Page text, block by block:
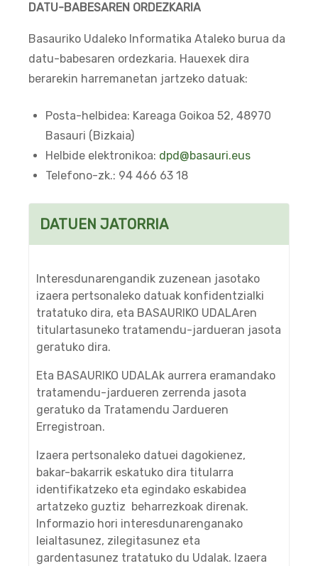
DATU-BABESAREN ORDEZKARIA
Basauriko Udaleko Informatika Ataleko burua da
datu-babesaren ordezkaria. Hauexek dira
berarekin harremanetan jartzeko datuak:
Posta-helbidea: Kareaga Goikoa 52, 48970
Basauri (Bizkaia)
Helbide elektronikoa: dpd@basauri.eus
Telefono-zk.: 94 466 63 18
DATUEN JATORRIA
Interesdunarengandik zuzenean jasotako
izaera pertsonaleko datuak konfidentzialki
tratatuko dira, eta BASAURIKO UDALAren
titulartasuneko tratamendu-jardueran jasota
geratuko dira.
Eta BASAURIKO UDALAk aurrera eramandako
tratamendu-jardueren zerrenda jasota
geratuko da Tratamendu Jardueren
Erregistroan.
Izaera pertsonaleko datuei dagokienez,
bakar-bakarrik eskatuko dira titularra
identifikatzeko eta egindako eskabidea
artatzeko guztiz beharrezkoak direnak.
Informazio hori interesdunarenganako
leialtasunez, zilegitasunez eta
gardentasunez tratatuko du Udalak. Izaera